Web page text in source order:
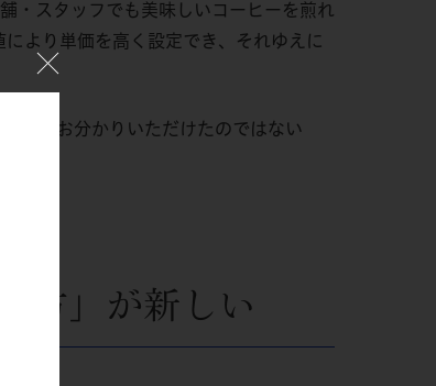
・スタッフでも美味しいコーヒーを煎れ
より単価を高く設定でき、それゆえに
とがお分かりいただけたのではない
方」が新しい